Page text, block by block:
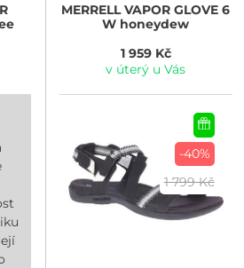
MERRELLVAPOR GLOVE 6
W honeydew
1 959 Kč
v úterý u Vás
-40%
1 799 Kč